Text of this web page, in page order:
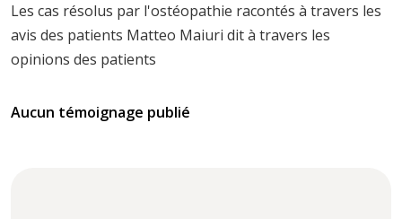
Les cas résolus par l'ostéopathie racontés à travers les
avis des patients Matteo Maiuri dit à travers les
opinions des patients
Aucun témoignage publié